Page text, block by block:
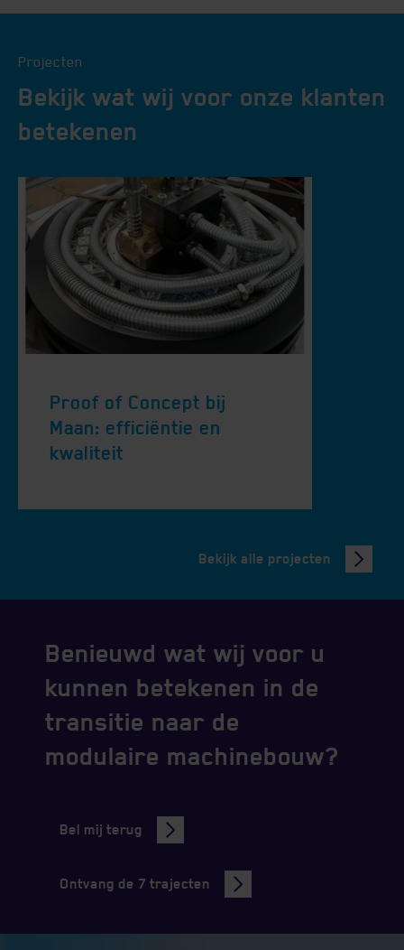
Projecten
Bekijk wat wij voor onze klanten
betekenen
Proof of Concept bij
Maan: efficiëntie en
kwaliteit
Bekijk alle projecten
Benieuwd wat wij voor u
kunnen betekenen in de
transitie naar de
modulaire machinebouw?
Bel mij terug
Ontvang de 7 trajecten